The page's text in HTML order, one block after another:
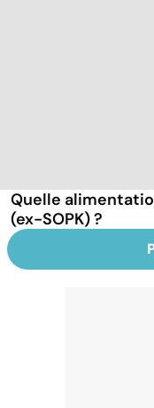
Quelle
(ex-SOPK) ?